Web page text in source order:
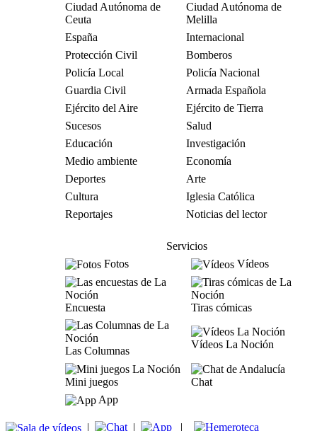
Ciudad Autónoma de
Ceuta
Ciudad Autónoma de
Melilla
España
Internacional
Protección Civil
Bomberos
Policía Local
Policía Nacional
Guardia Civil
Armada Española
Ejército del Aire
Ejército de Tierra
Sucesos
Salud
Educación
Investigación
Medio ambiente
Economía
Deportes
Arte
Cultura
Iglesia Católica
Reportajes
Noticias del lector
Servicios
Fotos
Vídeos
Encuesta Tiras cómicas
Las Columnas
Vídeos La Noción
Mini juegos
Chat
App
| | |